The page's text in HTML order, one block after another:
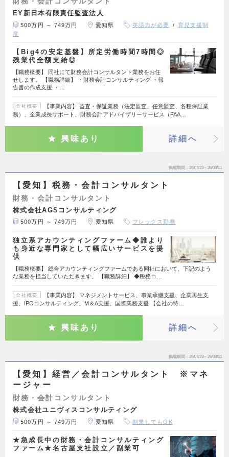
EY新日本有限責任監査法人
500万円 ～ 749万円 愛知県 英語力が必要
育児支援制
度
【Big4の安定基盤】所定労働時間7時間◎
残業代全額支給◎
【職務概要】 同社にて財務会計コンサルタント業務をお任
せします。 【職務詳細】 ・財務会計コンサルティング ・報
告書の作成支援 ・…
会社概要
【事業内容】 監査・保証業務（法定監査、任意監査、各種保証業
務）、企業成長サポート、財務会計アドバイザリーサービス（FAA…
興味あり 詳細へ
掲載期間 26/07/23～26/08/11
【愛知】税務・会計コンサルタント
財務・会計コンサルタント
株式会社AGSコンサルティング
500万円 ～ 749万円 愛知県 フレックス勤務
独立系アカウンティングファーム◆誰より
も身近な専門家として幅広いサービスを提
供
【職務概要】 総合アカウンティングファームである同社において、下記のよう
な業務を担当していただきます。 【職務詳細】 ◆税務コ…
会社概要
【事業内容】 マネジメントサービス、事業承継支援、企業再生支
援、IPOコンサルティング、M＆A支援、国際業務支援 【会社の特…
興味あり 詳細へ
掲載期間 26/07/23～26/08/11
【愛知】経営／会計コンサルタント ※マネ
ージャー
財務・会計コンサルタント
株式会社ユニヴィスコンサルティング
500万円 ～ 749万円 愛知県 副業してもOK
★急成長中の財務・会計コンサルティング
ファーム★名古屋支社設立／副業可